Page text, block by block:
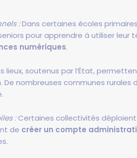
:Dans certaines écoles
pour apprendre à utiliser
numériques.
lieux, soutenus par l’État,
. De nombreuses communes rurales
:Certaines collectivités
de créer un compte